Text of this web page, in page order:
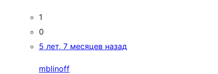
1
0
5 лет, 7 месяцев назад
mblinoff